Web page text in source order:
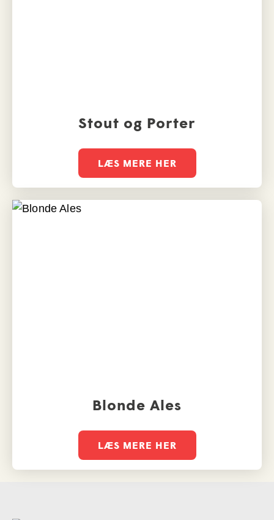
Stout og Porter
LÆS MERE HER
Blonde Ales
LÆS MERE HER